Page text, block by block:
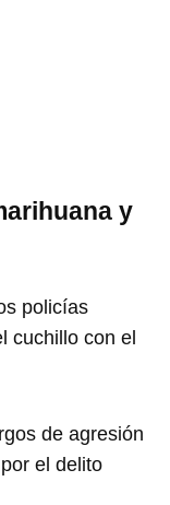
y
policías
cuchillo con el
de agresión
el delito